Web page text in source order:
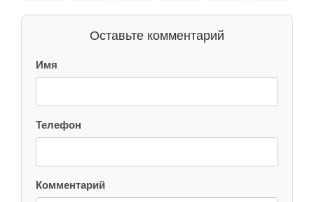
Оставьте комментарий
Имя
Телефон
Комментарий